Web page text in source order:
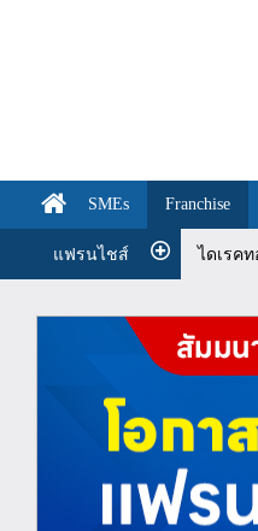
SMEs Franchise
แฟรนไชส์ ไดเรคท